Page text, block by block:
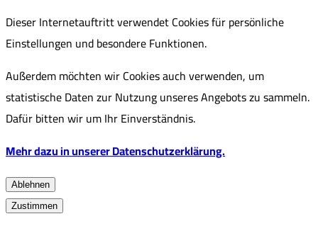
Dieser Internetauftritt verwendet Cookies für persönliche
Einstellungen und besondere Funktionen.
Außerdem möchten wir Cookies auch verwenden, um
statistische Daten zur Nutzung unseres Angebots zu sammeln.
Dafür bitten wir um Ihr Einverständnis.
Mehr dazu in unserer Datenschutzerklärung.
Ablehnen
Zustimmen